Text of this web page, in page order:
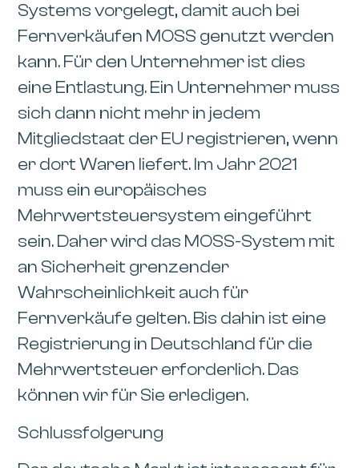
Systems vorgelegt, damit auch bei
Fernverkäufen MOSS genutzt werden
kann. Für den Unternehmer ist dies
eine Entlastung. Ein Unternehmer muss
sich dann nicht mehr in jedem
Mitgliedstaat der EU registrieren, wenn
er dort Waren liefert. Im Jahr 2021
muss ein europäisches
Mehrwertsteuersystem eingeführt
sein. Daher wird das MOSS-System mit
an Sicherheit grenzender
Wahrscheinlichkeit auch für
Fernverkäufe gelten. Bis dahin ist eine
Registrierung in Deutschland für die
Mehrwertsteuer erforderlich. Das
können wir für Sie erledigen.
Schlussfolgerung